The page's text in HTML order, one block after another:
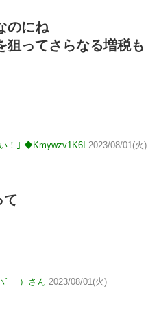
のにね
狙ってさらなる増税も
！｣ ◆Kmywzv1K6I 2023/08/01(火)
て
´ ）さん 2023/08/01(火)